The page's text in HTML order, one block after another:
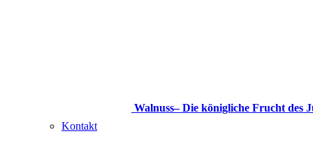
Kontakt
Walnuss– Die königliche Frucht des